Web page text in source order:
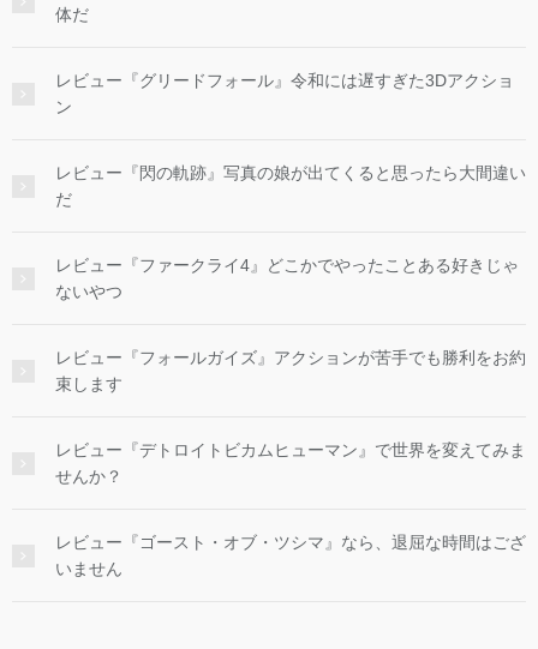
体だ
レビュー『グリードフォール』令和には遅すぎた3Dアクショ
ン
レビュー『閃の軌跡』写真の娘が出てくると思ったら大間違い
だ
レビュー『ファークライ4』どこかでやったことある好きじゃ
ないやつ
レビュー『フォールガイズ』アクションが苦手でも勝利をお約
束します
レビュー『デトロイトビカムヒューマン』で世界を変えてみま
せんか？
レビュー『ゴースト・オブ・ツシマ』なら、退屈な時間はござ
いません